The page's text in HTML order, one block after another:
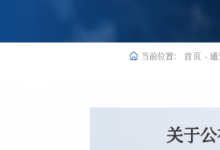
当前位置： 首页 -
关于